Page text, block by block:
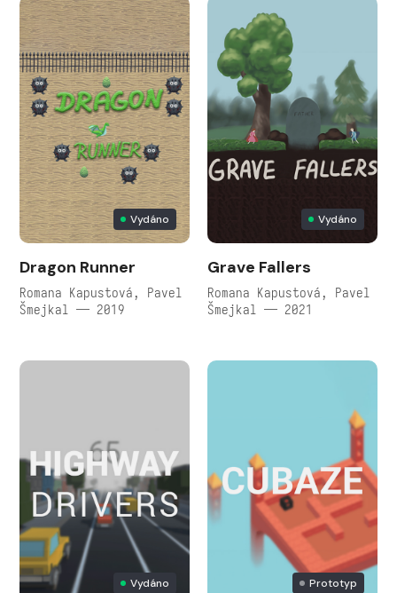
Vydáno
Dragon Runner
Romana Kapustová, Pavel
Šmejkal — 2019
Vydáno
Grave Fallers
Romana Kapustová, Pavel
Šmejkal — 2021
Vydáno Prototyp